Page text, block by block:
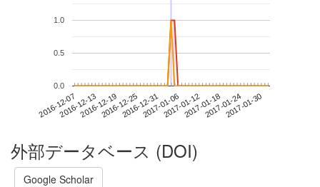
2016-12-072016-12-132016-12-192016-12-252016-12-312017-01-062017-01-122017-01-182017-01-242017-01-30
0.0
0.5
1.0
外部データベース (DOI)
Google Scholar